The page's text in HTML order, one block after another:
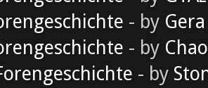
- by Gera
- by
- by